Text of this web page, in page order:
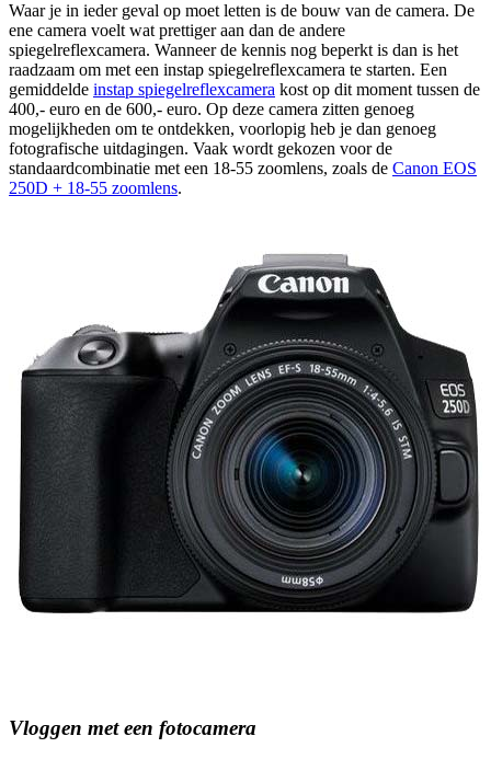
Waar je in ieder geval op moet letten is de bouw van de camera. De
ene camera voelt wat prettiger aan dan de andere
spiegelreflexcamera. Wanneer de kennis nog beperkt is dan is het
raadzaam om met een instap spiegelreflexcamera te starten. Een
gemiddelde instap spiegelreflexcamera kost op dit moment tussen de
400,- euro en de 600,- euro. Op deze camera zitten genoeg
mogelijkheden om te ontdekken, voorlopig heb je dan genoeg
fotografische uitdagingen. Vaak wordt gekozen voor de
standaardcombinatie met een 18-55 zoomlens, zoals de Canon EOS
250D + 18-55 zoomlens.
Vloggen met een fotocamera